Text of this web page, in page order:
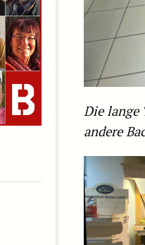
Die lange
andere